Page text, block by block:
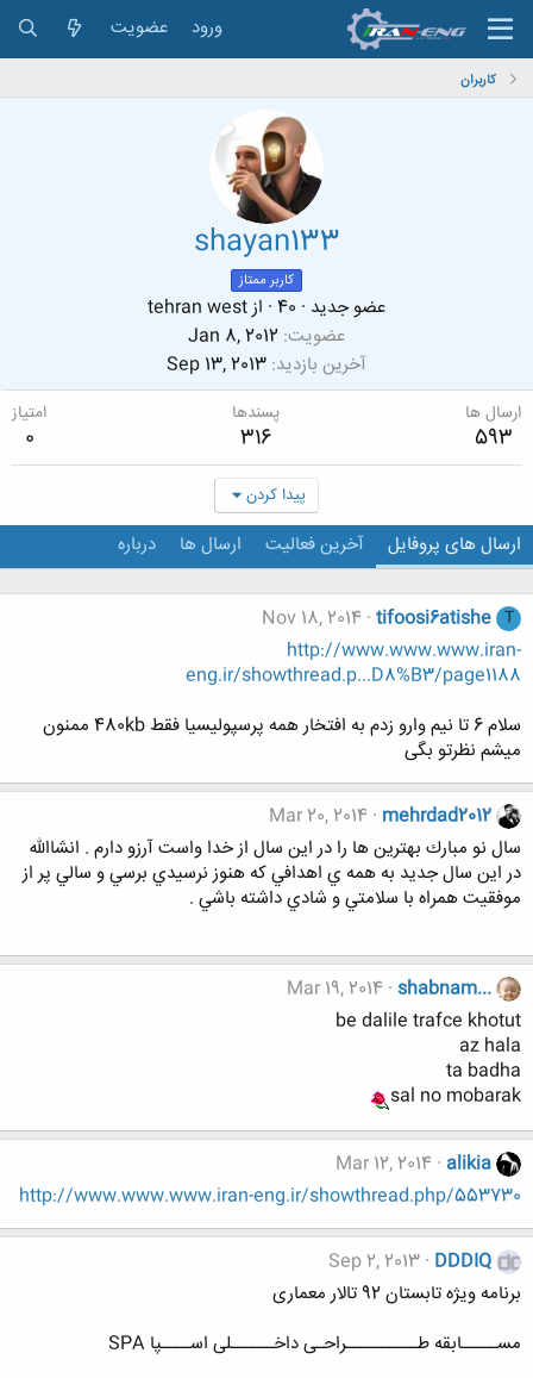
ورود عضویت
کاربران
shayan133
کاربر ممتاز
عضو جدید ·
· ازtehran west
عضویت Jan 8, 2012
آخرین بازدید Sep 13, 2013
ارسال ها
593
پسندها
316
امتیاز
0
پیدا کردن
ارسال های پروفایل آخرین فعالیت ارسال ها درباره
T
tifoosi6atishe
Nov 18, 2014
http://www.www.www.iran-
eng.ir/showthread.p...D8%B3/page1188
سلام 6 تا نیم وارو زدم به افتخار همه پرسپولیسیا فقط 480kb ممنون
میشم نظرتو بگی
mehrdad2012
Mar 20, 2014
سال نو مبارك بهترين ها را در اين سال از خدا واست آرزو دارم . انشاالله
در اين سال جديد به همه ي اهدافي كه هنوز نرسيدي برسي و سالي پر از
موفقيت همراه با سلامتي و شادي داشته باشي .
shabnam...
Mar 19, 2014
be dalile trafce khotut
az hala
ta badha
sal no mobarak
alikia
Mar 12, 2014
http://www.www.www.iran-eng.ir/showthread.php/553730
DDDIQ
Sep 2, 2013
برنامه ویژه تابستان 92 تالار معماری
مســـــابقه طــــــــــراحـی داخــــــلی اســــپا SPA